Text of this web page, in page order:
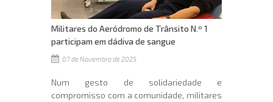
Militares do Aeródromo de Trânsito N.º 1
participam em dádiva de sangue
07 de Novembro de 2025
Num gesto de solidariedade e
compromisso com a comunidade, militares